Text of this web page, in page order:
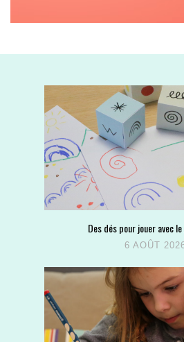
Des dés pour jouer avec
6 AOÛT